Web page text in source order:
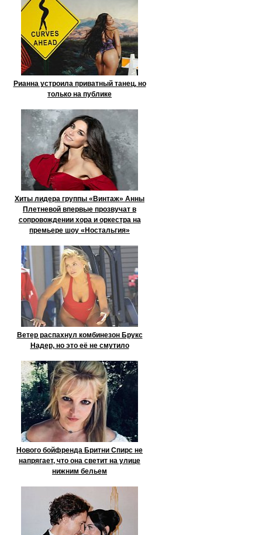
Рианна устроила приватный танец, но
только на публике
Хиты лидера группы «Винтаж» Анны
Плетневой впервые прозвучат в
сопровождении хора и оркестра на
премьере шоу «Ностальгия»
Ветер распахнул комбинезон Брукс
Надер, но это её не смутило
Нового бойфренда Бритни Спирс не
напрягает, что она светит на улице
нижним бельем